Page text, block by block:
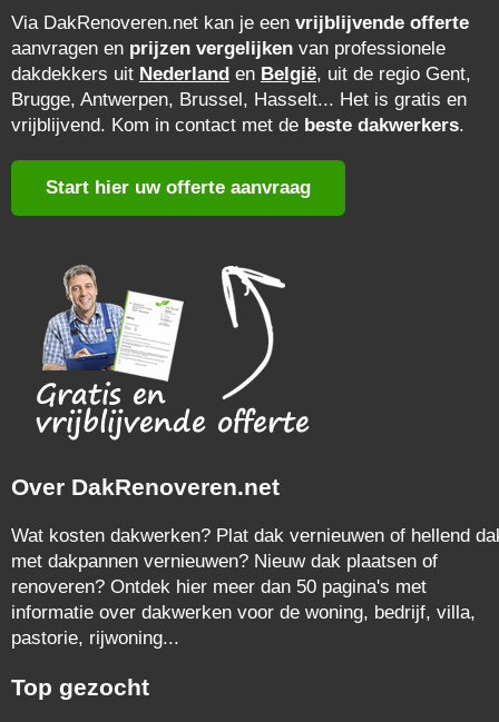
Via DakRenoveren.net kan je een vrijblijvende offerte
aanvragen en prijzen vergelijken van professionele
dakdekkers uit Nederland en België, uit de regio Gent,
Brugge, Antwerpen, Brussel, Hasselt... Het is gratis en
vrijblijvend. Kom in contact met de beste dakwerkers.
Start hier uw offerte aanvraag
Over DakRenoveren.net
Wat kosten dakwerken? Plat dak vernieuwen of hellend
met dakpannen vernieuwen? Nieuw dak plaatsen of
renoveren? Ontdek hier meer dan 50 pagina's met
informatie over dakwerken voor de woning, bedrijf, villa,
pastorie, rijwoning...
Top gezocht